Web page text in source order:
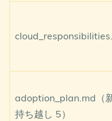
ーズ間移
するレビ
adoption_plan.md（
持ち越し 5）